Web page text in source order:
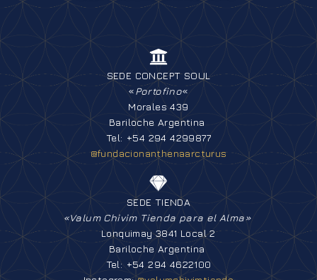
SEDE CONCEPT SOUL
«Portofino«
Morales 439
Bariloche Argentina
Tel: +54 294 4299877
@fundacionanthenaarcturus
SEDE TIENDA
«Valum Chivim Tienda para el Alma»
Lonquimay 3841 Local 2
Bariloche Argentina
Tel: +54 294 4622100